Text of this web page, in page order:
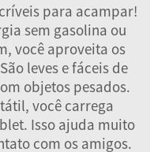
para acampar!
sem gasolina ou
você aproveita os
leves e fáceis de
objetos pesados.
você carrega
Isso ajuda muito
com os amigos.